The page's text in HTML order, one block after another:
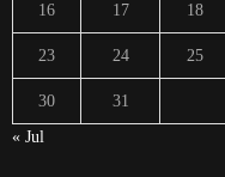
16 17 18
23 24 25
30
31
« Jul